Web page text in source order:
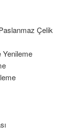
Çelik
Yenileme